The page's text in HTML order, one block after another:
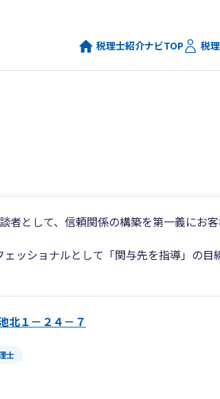
税理士紹介ナビTOP 税
者として、信頼関係の構築を第一義にお
ッショナルとして「関与先を指導」の
北１－２４－７
士